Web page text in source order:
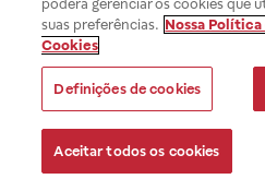
poderá gerenciar os cookies que
suas preferências. Nossa
Cookies
Definições de cookies
Aceitar todos os cookies